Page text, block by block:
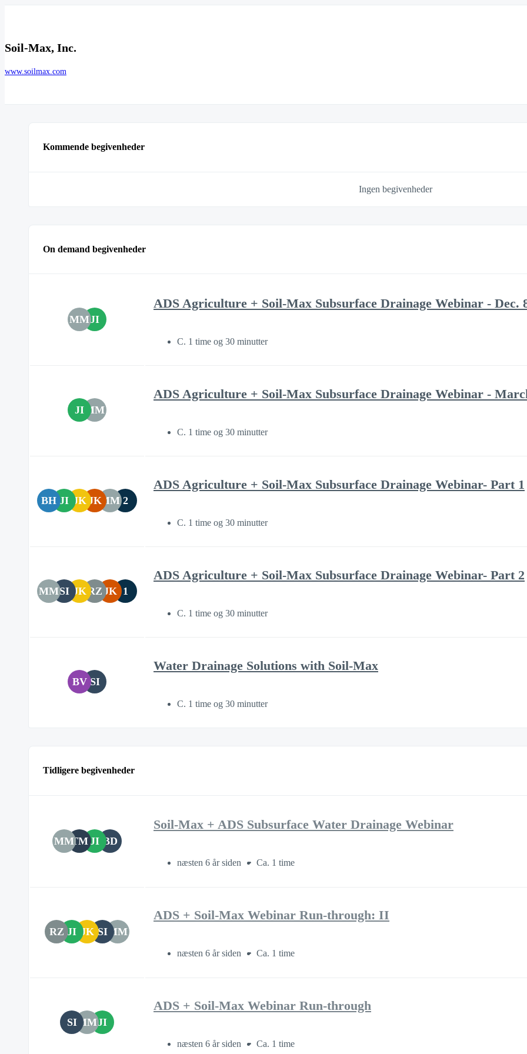
Soil-Max, Inc.
www.soilmax.com
Kommende begivenheder
Ingen begivenheder
On demand begivenheder
MMJI
ADS Agriculture + Soil-Max Subsurface Drainage Webinar - Dec.
C. 1 time og 30 minutter
JI MM
ADS Agriculture + Soil-Max Subsurface Drainage Webinar -
C. 1 time og 30 minutter
BH JI JK JKMM 2
ADS Agriculture + Soil-Max Subsurface Drainage Webinar- Part 1
C. 1 time og 30 minutter
MMSI JK RZ JK 1
ADS Agriculture + Soil-Max Subsurface Drainage Webinar- Part 2
C. 1 time og 30 minutter
BV SI
Water Drainage Solutions with Soil-Max
C. 1 time og 30 minutter
Tidligere begivenheder
MMTMJI BD
Soil-Max + ADS Subsurface Water Drainage Webinar
næsten 6 år siden Ca. 1 time
RZ JI JK SI MM
ADS + Soil-Max Webinar Run-through: II
næsten 6 år siden Ca. 1 time
SI MMJI
ADS + Soil-Max Webinar Run-through
næsten 6 år siden Ca. 1 time